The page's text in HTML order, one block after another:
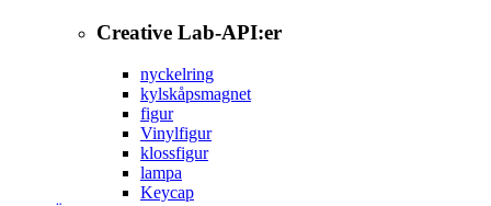
Creative Lab-API:er
nyckelring
kylskåpsmagnet
figur
Vinylfigur
klossfigur
lampa
Keycap